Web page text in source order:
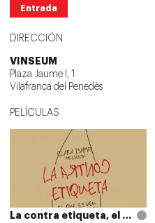
Entrada
DIRECCIÓN
VINSEUM
Plaza Jaume I, 1
Vilafranca del Penedès
PELÍCULAS
La contra etiqueta, el que es veu i el que es beu